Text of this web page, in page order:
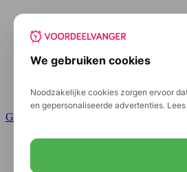
We gebruiken cookies
Noodzakelijke cookies zorgen ervoor
en gepersonaliseerde advertenties.
Ga naar de inhoud